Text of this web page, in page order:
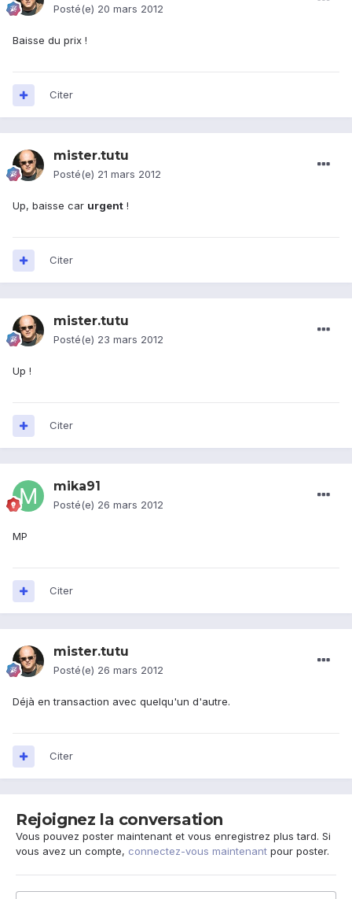
Posté(e) 20 mars 2012
Baisse du prix !
Citer
mister.tutu
Posté(e) 21 mars 2012
Up, baisse car urgent !
Citer
mister.tutu
Posté(e) 23 mars 2012
Up !
Citer
mika91
Posté(e) 26 mars 2012
MP
Citer
mister.tutu
Posté(e) 26 mars 2012
Déjà en transaction avec quelqu'un d'autre.
Citer
Rejoignez la conversation
Vous pouvez poster maintenant et vous enregistrez plus tard. Si
vous avez un compte, connectez-vous maintenant pour poster.